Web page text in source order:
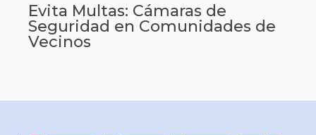
Evita Multas: Cámaras de
Seguridad en Comunidades de
Vecinos